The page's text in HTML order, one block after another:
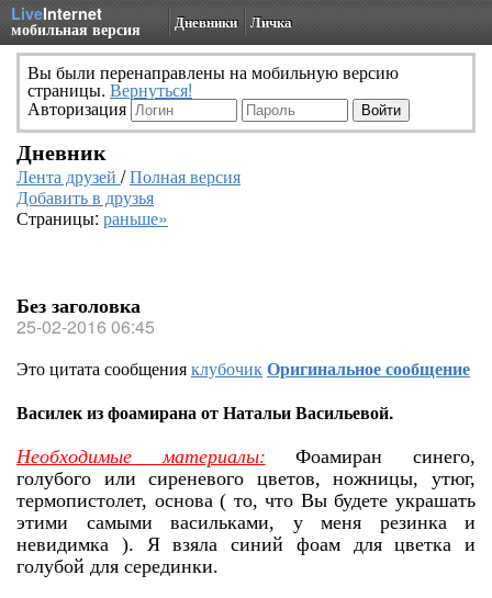
LiveInternet
мобильная версия Дневники Личка
Вы были перенаправлены на мобильную версию
страницы. Вернуться!
Авторизация
Дневник
Лента друзей /Полная версия
Добавить в друзья
Страницы: раньше»
Без заголовка
25-02-2016 06:45
Это цитата сообщенияклубочикОригинальное сообщение
Василек из фоамирана от Натальи Васильевой.
Необходимые материалы:
Фоамиран синего,
голубого или сиреневого цветов, ножницы, утюг,
термопистолет, основа ( то, что Вы будете украшать
этими самыми васильками, у меня резинка и
невидимка ). Я взяла синий фоам для цветка и
голубой для серединки.